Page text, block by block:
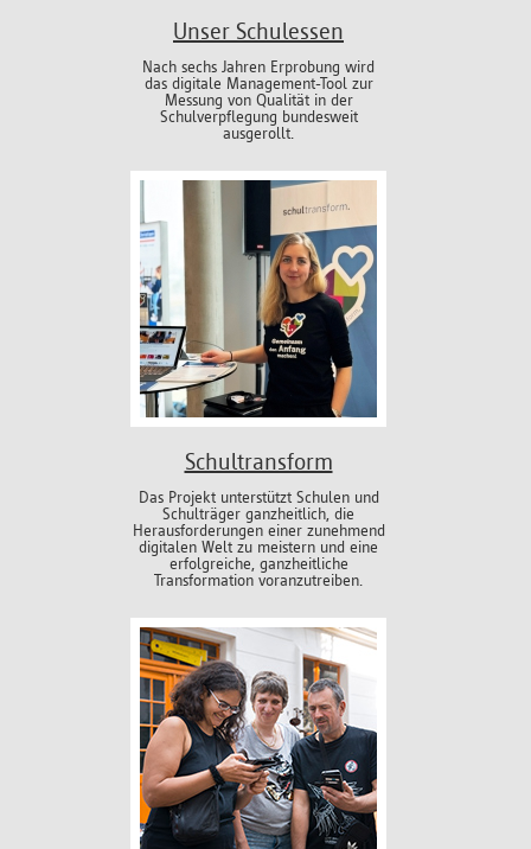
Unser Schulessen
Nach sechs Jahren Erprobung wird
das digitale Management-Tool zur
Messung von Qualität in der
Schulverpflegung bundesweit
ausgerollt.
Schultransform
Das Projekt unterstützt Schulen und
Schulträger ganzheitlich, die
Herausforderungen einer zunehmend
digitalen Welt zu meistern und eine
erfolgreiche, ganzheitliche
Transformation voranzutreiben.